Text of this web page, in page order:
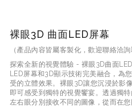
裸眼3D 曲面LED屏幕
（產品內容皆屬客製化，歡迎聯絡洽詢
探索全新的視覺體驗 - 裸眼3D曲面
LED屏幕和3D顯示技術完美融合，為
受的立體效果。裸眼3D讓您沉浸於影
即可感受到獨特的視覺饗宴。透過獨
左右眼分別接收不同的圖像，從而在